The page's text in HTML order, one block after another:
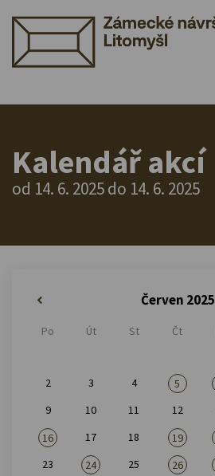
Kalendář akcí
od 14. 6. 2025 do 14. 6. 2025
Červen 2025
Po Út St Čt
2
3 4 5
9
10 11 12
16
17 18 19
23
24 25 26